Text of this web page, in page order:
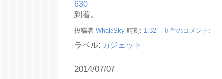
到着。
投稿者 WhaleSky 時刻: 1:32 0 件のコメント:
ラベル: ガジェット
2014/07/07